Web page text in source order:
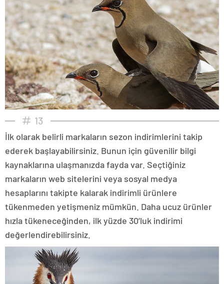
13
İlk olarak belirli markaların sezon indirimlerini takip
ederek başlayabilirsiniz. Bunun için güvenilir bilgi
kaynaklarına ulaşmanızda fayda var. Seçtiğiniz
markaların web sitelerini veya sosyal medya
hesaplarını takipte kalarak indirimli ürünlere
tükenmeden yetişmeniz mümkün. Daha ucuz ürünler
hızla tükeneceğinden, ilk yüzde 30’luk indirimi
değerlendirebilirsiniz.